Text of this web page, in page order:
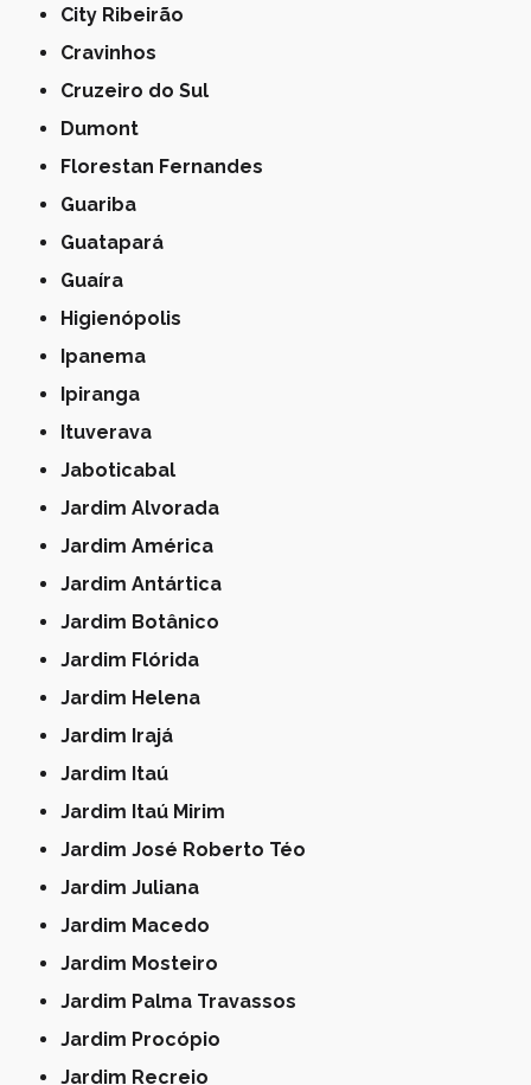
City Ribeirão
Cravinhos
Cruzeiro do Sul
Dumont
Florestan Fernandes
Guariba
Guatapará
Guaíra
Higienópolis
Ipanema
Ipiranga
Ituverava
Jaboticabal
Jardim Alvorada
Jardim América
Jardim Antártica
Jardim Botânico
Jardim Flórida
Jardim Helena
Jardim Irajá
Jardim Itaú
Jardim Itaú Mirim
Jardim José Roberto Téo
Jardim Juliana
Jardim Macedo
Jardim Mosteiro
Jardim Palma Travassos
Jardim Procópio
Jardim Recreio